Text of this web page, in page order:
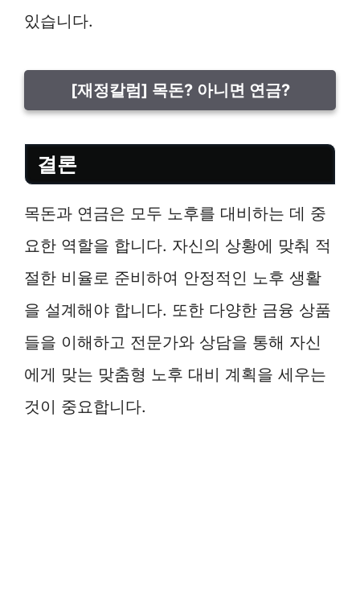
있습니다.
[재정칼럼] 목돈? 아니면 연금?
결론
목돈과 연금은 모두 노후를 대비하는 데 중
요한 역할을 합니다. 자신의 상황에 맞춰 적
절한 비율로 준비하여 안정적인 노후 생활
을 설계해야 합니다. 또한 다양한 금융 상품
들을 이해하고 전문가와 상담을 통해 자신
에게 맞는 맞춤형 노후 대비 계획을 세우는
것이 중요합니다.